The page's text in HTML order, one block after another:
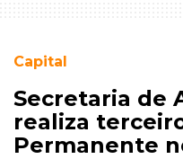
Capital
Secretaria de
realiza
Permanente